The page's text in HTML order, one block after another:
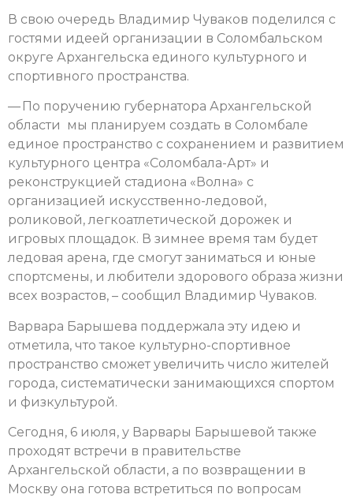
В свою очередь Владимир Чуваков поделился с
гостями идеей организации в Соломбальском
округе Архангельска единого культурного и
спортивного пространства.
— По поручению губернатора Архангельской
области мы планируем создать в Соломбале
единое пространство с сохранением и развитием
культурного центра «Соломбала-Арт» и
реконструкцией стадиона «Волна» с
организацией искусственно-ледовой,
роликовой, легкоатлетической дорожек и
игровых площадок. В зимнее время там будет
ледовая арена, где смогут заниматься и юные
спортсмены, и любители здорового образа жизни
всех возрастов, – сообщил Владимир Чуваков.
Варвара Барышева поддержала эту идею и
отметила, что такое культурно-спортивное
пространство сможет увеличить число жителей
города, систематически занимающихся спортом
и физкультурой.
Сегодня, 6 июля, у Варвары Барышевой также
проходят встречи в правительстве
Архангельской области, а по возвращении в
Москву она готова встретиться по вопросам